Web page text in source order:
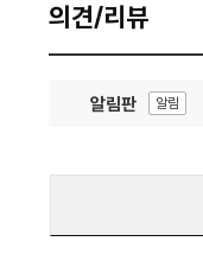
의견/리뷰
알림판 알림